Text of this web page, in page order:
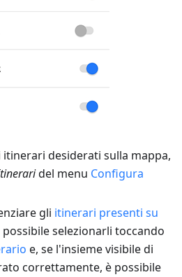
itinerari desiderati sulla mappa,
del menu Configura
gli itinerari presenti su
possibile selezionarli toccando
e, se l'insieme visibile di
correttamente, è possibile